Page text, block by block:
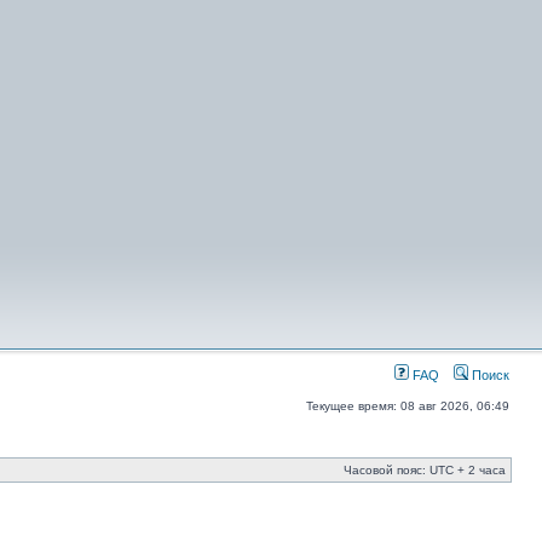
FAQ Поиск
Текущее время: 08 авг 2026, 06:49
Часовой пояс: UTC + 2 часа